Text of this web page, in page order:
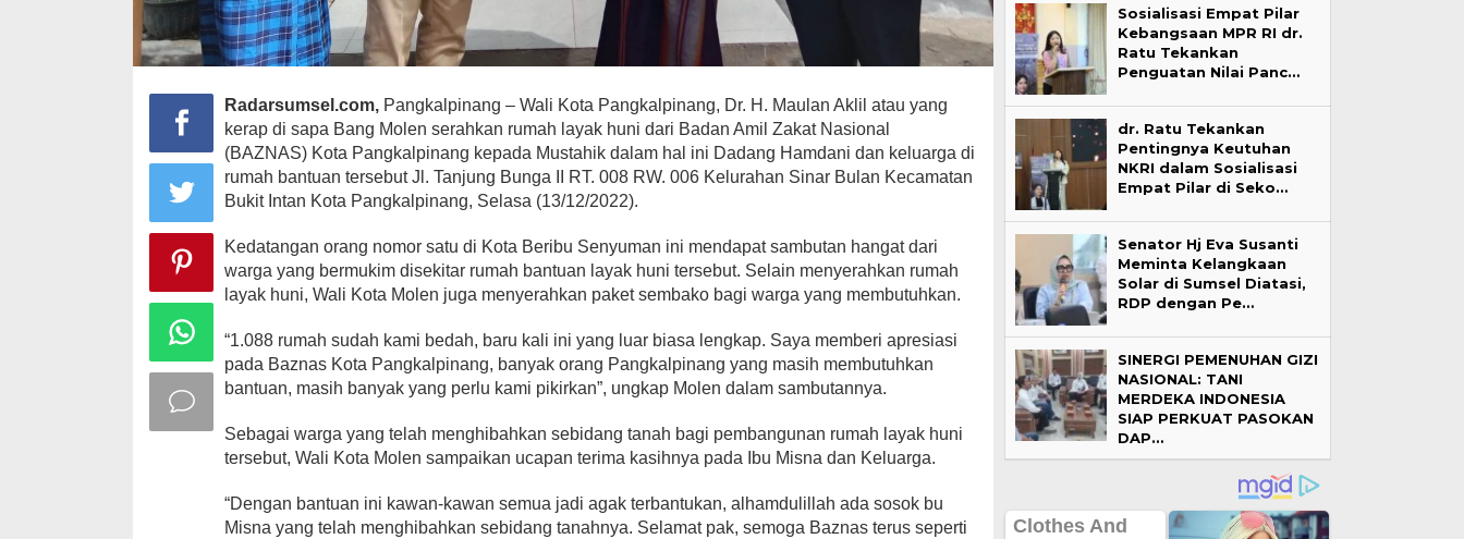
Radarsumsel.com, Pangkalpinang – Wali Kota Pangkalpinang, Dr. H. Maulan Aklil atau yang
kerap di sapa Bang Molen serahkan rumah layak huni dari Badan Amil Zakat Nasional
(BAZNAS) Kota Pangkalpinang kepada Mustahik dalam hal ini Dadang Hamdani dan keluarga di
rumah bantuan tersebut Jl. Tanjung Bunga II RT. 008 RW. 006 Kelurahan Sinar Bulan Kecamatan
Bukit Intan Kota Pangkalpinang, Selasa (13/12/2022).
Kedatangan orang nomor satu di Kota Beribu Senyuman ini mendapat sambutan hangat dari
warga yang bermukim disekitar rumah bantuan layak huni tersebut. Selain menyerahkan rumah
layak huni, Wali Kota Molen juga menyerahkan paket sembako bagi warga yang membutuhkan.
“1.088 rumah sudah kami bedah, baru kali ini yang luar biasa lengkap. Saya memberi apresiasi
pada Baznas Kota Pangkalpinang, banyak orang Pangkalpinang yang masih membutuhkan
bantuan, masih banyak yang perlu kami pikirkan”, ungkap Molen dalam sambutannya.
Sebagai warga yang telah menghibahkan sebidang tanah bagi pembangunan rumah layak huni
tersebut, Wali Kota Molen sampaikan ucapan terima kasihnya pada Ibu Misna dan Keluarga.
“Dengan bantuan ini kawan-kawan semua jadi agak terbantukan, alhamdulillah ada sosok bu
Misna yang telah menghibahkan sebidang tanahnya. Selamat pak, semoga Baznas terus seperti
Sosialisasi Empat Pilar
Kebangsaan MPR RI dr.
Ratu Tekankan
Penguatan Nilai Panc…
dr. Ratu Tekankan
Pentingnya Keutuhan
NKRI dalam Sosialisasi
Empat Pilar di Seko…
Senator Hj Eva Susanti
Meminta Kelangkaan
Solar di Sumsel Diatasi,
RDP dengan Pe…
SINERGI PEMENUHAN GIZI
NASIONAL: TANI
MERDEKA INDONESIA
SIAP PERKUAT PASOKAN
DAP…